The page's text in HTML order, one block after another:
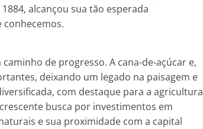
alcançou sua tão esperada
de progresso. A cana-de-açúcar e,
deixando um legado na paisagem e
com destaque para a agricultura
busca por investimentos em
e sua proximidade com a capital